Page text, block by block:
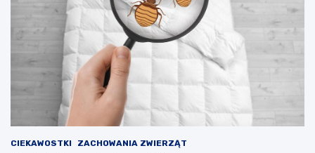
CIEKAWOSTKI ZACHOWANIA ZWIERZĄT